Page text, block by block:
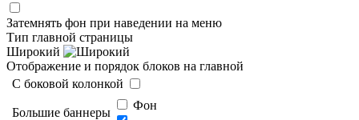
Затемнять фон при наведении на меню
Тип главной страницы
Широкий
Отображение и порядок блоков на главной
C боковой колонкой
Большие баннеры
Фон